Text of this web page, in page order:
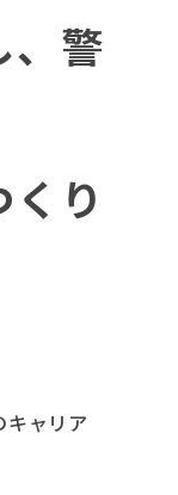
、警
り
キャリア